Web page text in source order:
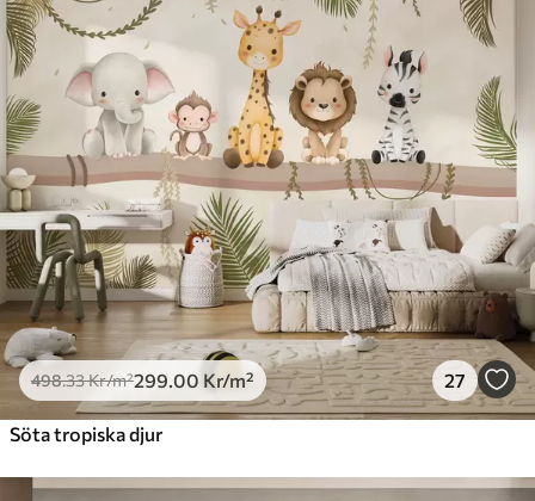
498.33Kr/m²299 .00 Kr/m² 27
Söta tropiska djur